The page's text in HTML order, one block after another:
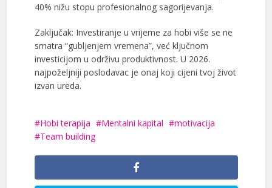
40% nižu stopu profesionalnog sagorijevanja.
Zaključak: Investiranje u vrijeme za hobi više se ne
smatra “gubljenjem vremena”, već ključnom
investicijom u održivu produktivnost. U 2026.
najpoželjniji poslodavac je onaj koji cijeni tvoj život
izvan ureda.
Hobi terapija Mentalni kapital
motivacija
Team building